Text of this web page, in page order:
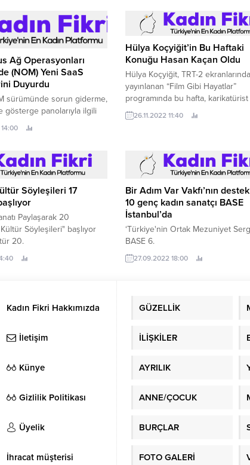
Ağ Operasyonları
(NOM) Yeni SaaS
Duyurdu
sürümünde sorun giderme,
gösterge panolarıyla ilgili
Hülya Koçyiğit’in Bu Haftaki
Konuğu Hasan Kaçan Oldu
Hülya Koçyiğit, TRT-2 ekranlarında
yayınlanan “Film Gibi Hayatlar”
programında bu hafta,
oyuncu Hasan Kaçan’ı konuk etti.
26.11.2022 11:40
Söyleşileri 17
Paylaşarak 20
Söyleşileri" başlıyor
20.
Bir Adım Var Vakfı’nın
10 genç kadın sanatçı BASE
İstanbul’da
‘Türkiye'nin Ortak Mezuniyet
BASE 6.
27.09.2022 18:00
Kadın Fikri Hakkımızda
İletişim
Künye
Gizlilik Politikası
Üyelik
İhracat müşterisi
GÜZELLİK
İLİŞKİLER
AYRILIK
ANNE/ÇOCUK
BURÇLAR
FOTO GALERİ